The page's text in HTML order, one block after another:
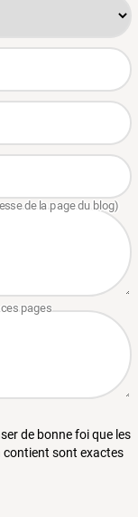
de bonne foi que les
sont exactes